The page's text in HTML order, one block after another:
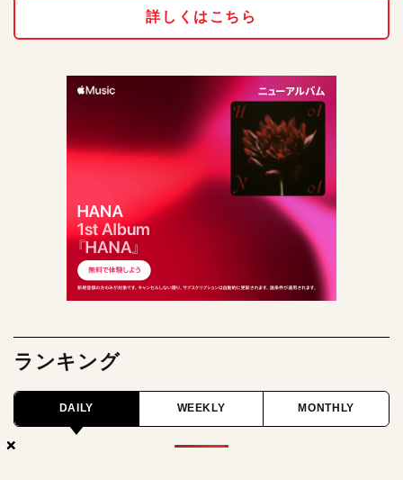
×
×
×
詳しくはこちら
ランキング
DAILY WEEKLY MONTHLY